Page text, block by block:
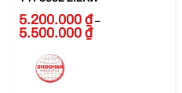
5.200.000 ₫ –
5.500.000 ₫Khoảng
giá: